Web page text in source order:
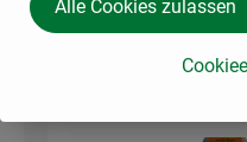
Auswahl ändern
Alle Cookies zulassen